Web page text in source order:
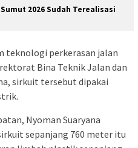
2026 Sudah Terealisasi
teknologi perkerasan jalan
Bina Teknik Jalan dan
sirkuit tersebut dipakai
Nyoman Suaryana
sepanjang 760 meter itu